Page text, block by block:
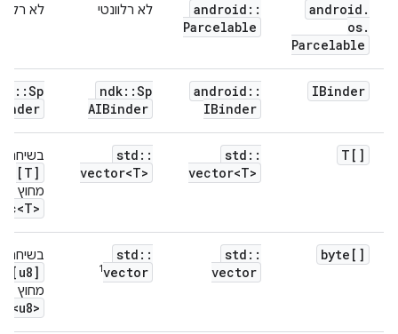
android .
os.
Parcelable
android ::
Parcelable
לא רלוונטי לא
IBinder
android ::
IBinder
ndk::Sp
AIBinder
::Sp
T[]
std ::
vector<T>
std ::
vector<T>
בשיחה:
[T]
מחוץ
byte[]
std ::
vector
std ::
vector
1
בשיחה:
[u8]
מחוץ